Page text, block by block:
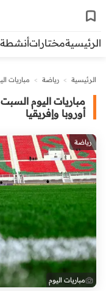
الرئيسيةمختاراتأنشطة
الرئيسية > رياضة >
أوروبا وإفريقيا
رياضة
مباريات اليوم